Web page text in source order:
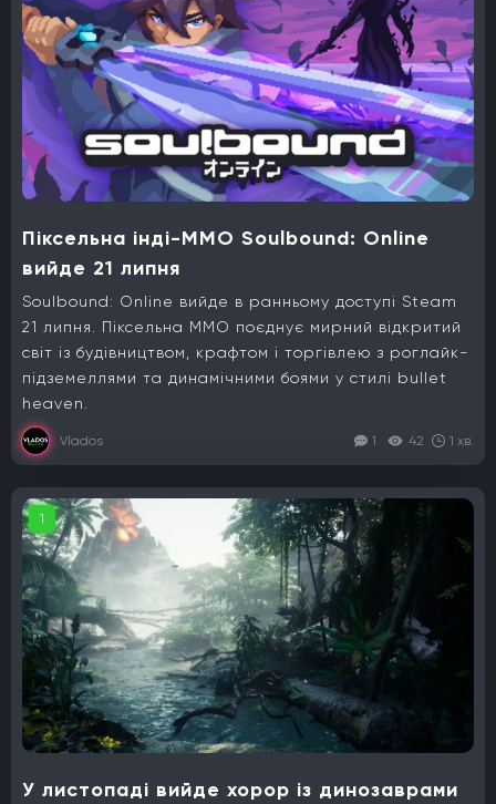
Піксельна інді-MMO Soulbound: Online
вийде 21 липня
Soulbound: Online вийде в ранньому доступі Steam
21 липня. Піксельна MMO поєднує мирний відкритий
світ із будівництвом, крафтом і торгівлею з роглайк-
підземеллями та динамічними боями у стилі bullet
heaven.
Vlados 1 42 1 хв.
1
У листопаді вийде хорор із динозаврами